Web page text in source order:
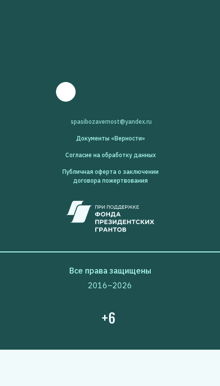
spasibozavernost@yandex.ru
Согласие на обработку данных
Документы «Верности»
Публичная оферта о заключении
договора пожертвования
+6
Все права защищены
2016–2026